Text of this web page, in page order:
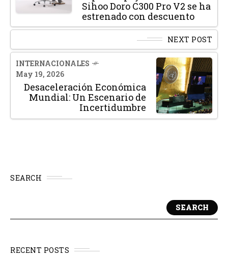
Sihoo Doro C300 Pro V2 se ha
estrenado con descuento
NEXT POST
INTERNACIONALES
May 19, 2026
Desaceleración Económica
Mundial: Un Escenario de
Incertidumbre
SEARCH
SEARCH
RECENT POSTS